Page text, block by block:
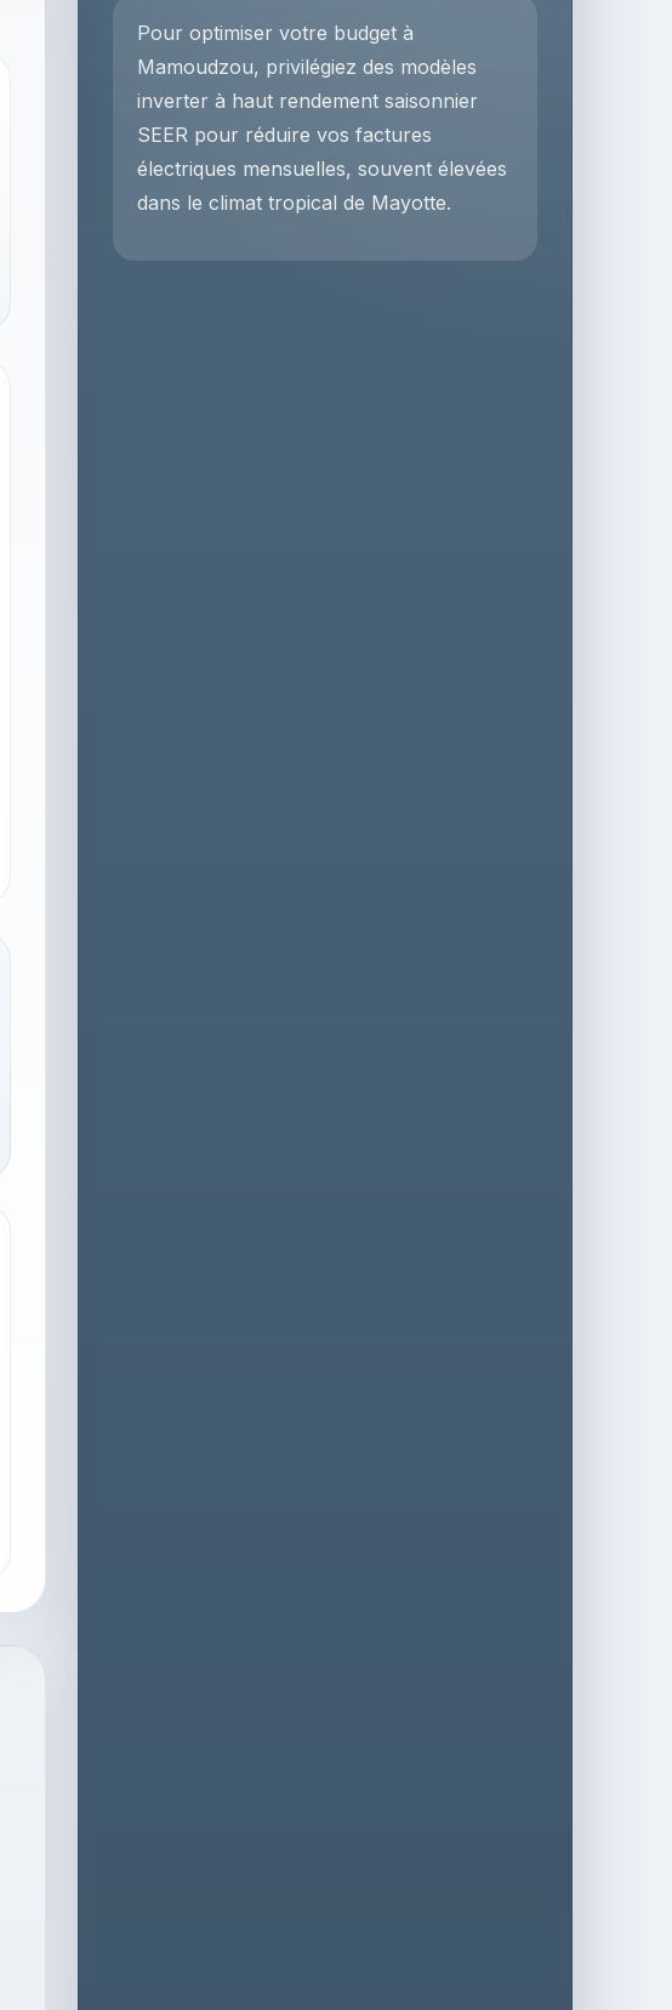
Pour optimiser votre budget à
Mamoudzou, privilégiez des modèles
inverter à haut rendement saisonnier
SEER pour réduire vos factures
électriques mensuelles, souvent élevées
dans le climat tropical de Mayotte.